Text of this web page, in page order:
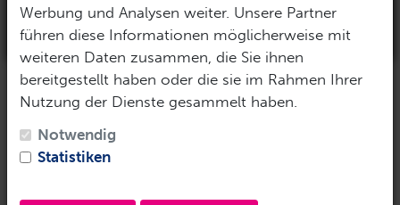
Reise-Daten übernehmen
Werbung und Analysen weiter. Unsere Partner
führen diese Informationen möglicherweise mit
weiteren Daten zusammen, die Sie ihnen
bereitgestellt haben oder die sie im Rahmen Ihrer
Nutzung der Dienste gesammelt haben.
Notwendig
Statistiken